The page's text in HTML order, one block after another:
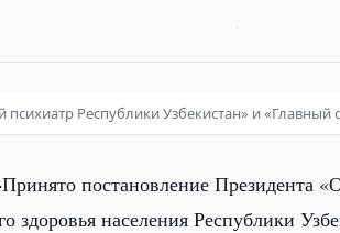
Республики Узбекистан» и «Главный
Принято постановление Президента
здоровья населения Республики